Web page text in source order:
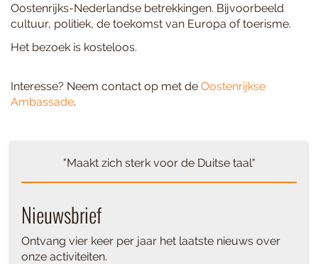
Oostenrijks-Nederlandse betrekkingen. Bijvoorbeeld
cultuur, politiek, de toekomst van Europa of toerisme.
Het bezoek is kosteloos.
Interesse? Neem contact op met de Oostenrijkse
Ambassade.
"Maakt zich sterk voor de Duitse taal"
Nieuwsbrief
Ontvang vier keer per jaar het laatste nieuws over
onze activiteiten.